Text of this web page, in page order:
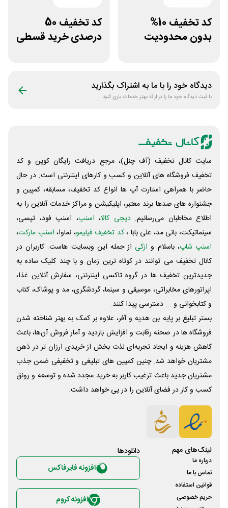
کد تخفیف 10%
بدون محدودیت
کد تخفیف 50
درصدی خرید قسطی
دیدگاه خود را با ما به اشتراک بگذارید
با ثبت دیدگاه خود ما را در ارائه بهتر خدمات یاری کنید
سایت کانال تخفیف (آف چنل)، مرجع دریافت رایگان کوپن و کد
تخفیف فروشگاه های آنلاین و کسب و‌ کارهای اینترنتی است. در حال
حاضر با همراهی استارت آپ ها انواع کد تخفیف، مسابقه، کمپین و
جشنواره های صدها برند معتبر، اپلیکیشن و مراکز خدمات آنلاین را به
اطلاع مخاطبان می‌رسانیم. دیجی کالا، اسنپ، اسنپ فود، تپسی،
سینماتیکت، بانی مد، علی‌ بابا ،کد تخفیف فیلیمو، نماوا، اسنپ مارکت،
اسنپ شاپ، باسلام و ازکی از جمله این وبسایت ‌هاست. کاربران در
کانال تخفیف می توانند در کوتاه ترین زمان و با چند کلیک ساده به
جدیدترین تخفیف ها در گروه تاکسی اینترنتی، سفارش آنلاین غذا،
اپراتورهای مخابراتی، موسیقی و سینما، گردشگری، مد و پوشاک، کتاب
و کتابخوانی و ... دسترسی پیدا کنند.
بستر تبلیغ بر پایه بن هدیه و آفر، علاوه بر کمک به بهتر شناخته شدن
فروشگاه ها در صحنه رقابت و افزایش بازدید و آمار فروش آن‌ها، باعث
کاهش هزینه و ایجاد تجربه‌ای لذت بخش از خریدی ارزان تر در ذهن
مشتریان خواهد شد. چنین کمپین های تبلیغی و تخفیفی ضمن جذب
مشتریان جدید باعث ترغیب کاربر به خرید مجدد شده و توسعه و رونق
کسب و کار در فضای آنلاین را در پی خواهد داشت.
لینک‌های مهم
درباره ما
تماس با ما
قوانین استفاده
حریم خصوصی
دانلود‌ها
افزونه فایرفاکس
افزونه کروم